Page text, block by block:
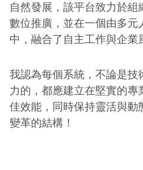
自然發展，該平台致力於組
數位推廣，並在一個由多元
中，融合了自主工作與企業
我認為每個系統，不論是技
力的，都應建立在堅實的
佳效能，同時保持靈活與
變革的結構！